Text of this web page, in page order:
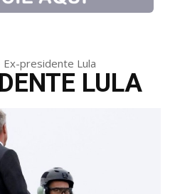
Ex-presidente Lula
LULA